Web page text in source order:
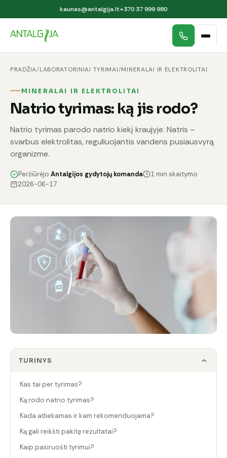
kaunas@antalgija.lt+370 37 999 980
PRADŽIA/LABORATORINIAI TYRIMAI/MINERALAI IR ELEKTROLITAI
MINERALAI IR ELEKTROLITAI
Natrio tyrimas: ką jis rodo?
Natrio tyrimas parodo natrio kiekį kraujyje. Natris –
svarbus elektrolitas, reguliuojantis vandens pusiausvyrą
organizme.
Peržiūrėjo Antalgijos gydytojų komanda
1 min skaitymo
2026-06-17
TURINYS
Kas tai per tyrimas?
Ką rodo natrio tyrimas?
Kada atliekamas ir kam rekomenduojama?
Ką gali reikšti pakitę rezultatai?
Kaip pasiruošti tyrimui?